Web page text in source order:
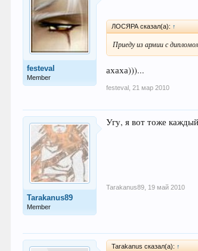
festeval
Member
ЛОСЯРА сказал(а): ↑
Приеду из армии с
ахаха)))...
festeval 21 мар 2010
Tarakanus89
Member
Угу, я вот тоже
Tarakanus89 19 май 2010
Tarakanus сказал(а): ↑